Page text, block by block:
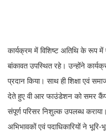
कार्यक्रम में विशिष्ट अतिथि के रूप
बांकावत उपस्थित रहे। उन्होंने
प्रदान किया। साथ ही शिक्षा एवं
देते हुए वी आर फाउंडेशन को समर
संपूर्ण परिसर निशुल्क उपलब्ध
अभिभावकों एवं पदाधिकारियों ने भूरि-